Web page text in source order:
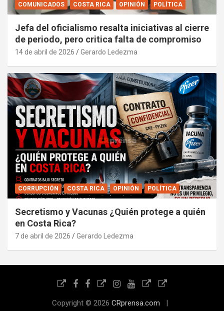
COMUNICADOS COSTA RICA OPINIÓN POLÍTICA
Jefa del oficialismo resalta iniciativas al cierre
de periodo, pero critica falta de compromiso
14 de abril de 2026 Gerardo Ledezma
CORRUPCIÓN COSTA RICA OPINIÓN POLÍTICA
Secretismo y Vacunas ¿Quién protege a quién
en Costa Rica?
7 de abril de 2026 Gerardo Ledezma
Copyright © 2026 CRprensa.com